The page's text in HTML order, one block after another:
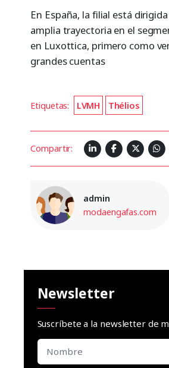
En España, la filial está
amplia trayectoria en el
en Luxottica, primero como
grandes cuentas
Etiquetas: LVMH Thélios
Compartir:
admin
modaengafas.com
Newsletter
Suscríbete a la newsletter de